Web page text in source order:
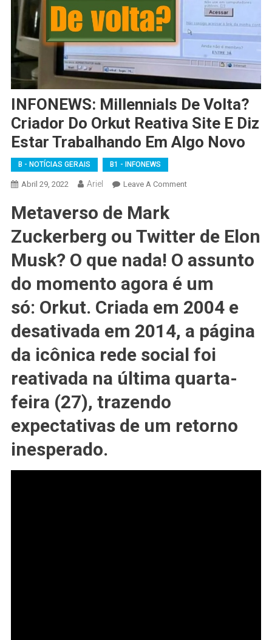
INFONEWS: Millennials De Volta?
Criador Do Orkut Reativa Site E Diz
Estar Trabalhando Em Algo Novo
B - NOTÍCIAS GERAIS B1 - INFONEWS
Abril 29, 2022 Ariel Leave A CommentOn
Volta?
Do
Orkut
Site
Diz
Estar
Em
Metaverso de Mark
Zuckerberg ou Twitter de Elon
Musk? O que nada! O assunto
do momento agora é um
só: Orkut. Criada em 2004 e
desativada em 2014, a página
da icônica rede social foi
reativada na última quarta-
feira (27), trazendo
expectativas de um retorno
inesperado.